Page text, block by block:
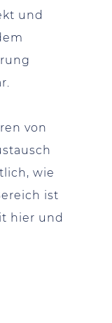
und
von
wie
ist
hier und